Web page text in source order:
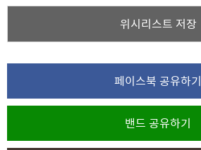
위시리스트 저장
페이스북 공유하기
밴드 공유하기